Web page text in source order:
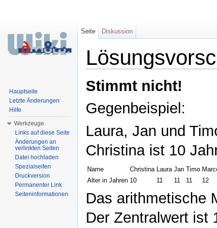
Stimmt nicht!
Gegenbeispiel:
Laura, Jan und
Christina ist 10
Name Christina Laura Jan Timo
Alter in Jahren 10 11 11 11 12
Das arithmetische
Der Zentralwert ist
Seite Diskussion
Hauptseite
Letzte Änderungen
Hilfe
Werkzeuge
Links auf diese Seite
Änderungen an
verlinkten Seiten
Datei hochladen
Spezialseiten
Druckversion
Permanenter Link
Seiteninformationen